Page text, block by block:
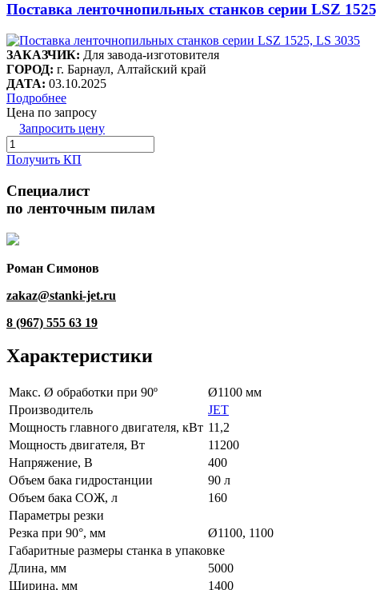
Поставка ленточнопильных станков серии LSZ
ЗАКАЗЧИК: Для завода-изготовителя
ГОРОД: г. Барнаул, Алтайский край
ДАТА: 03.10.2025
Подробнее
Цена по запросу
Запросить цену
Получить КП
Специалист
по ленточным пилам
Роман Симонов
zakaz@stanki-jet.ru
8 (967) 555 63 19
Характеристики
Макс. Ø обработки при 90º
Ø1100 мм
Производитель
JET
Мощность главного двигателя, кВт 11,2
Мощность двигателя, Вт
11200
Напряжение, В
400
Объем бака гидростанции
90 л
Объем бака СОЖ, л
160
Параметры резки
Резка при 90°, мм
Ø1100, 1100
Габаритные размеры станка в упаковке
Длина, мм
5000
Ширина, мм
1400